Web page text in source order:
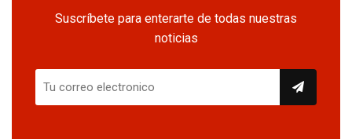
Suscríbete para enterarte de todas nuestras
noticias